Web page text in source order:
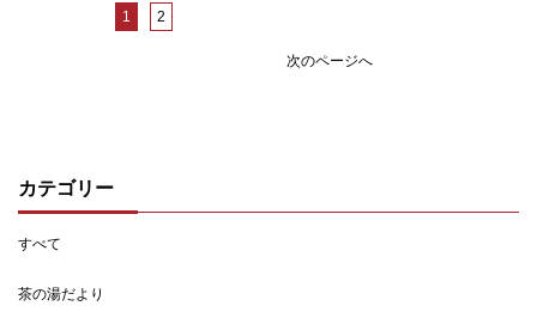
カテゴリー
すべて
茶の湯だより
1 2
次のページへ